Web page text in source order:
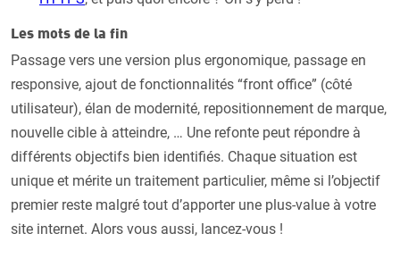
Les mots de la fin
Passage vers une version plus ergonomique, passage en
responsive, ajout de fonctionnalités “front office” (côté
utilisateur), élan de modernité, repositionnement de marque,
nouvelle cible à atteindre, … Une refonte peut répondre à
différents objectifs bien identifiés. Chaque situation est
unique et mérite un traitement particulier, même si l’objectif
premier reste malgré tout d’apporter une plus-value à votre
site internet. Alors vous aussi, lancez-vous !